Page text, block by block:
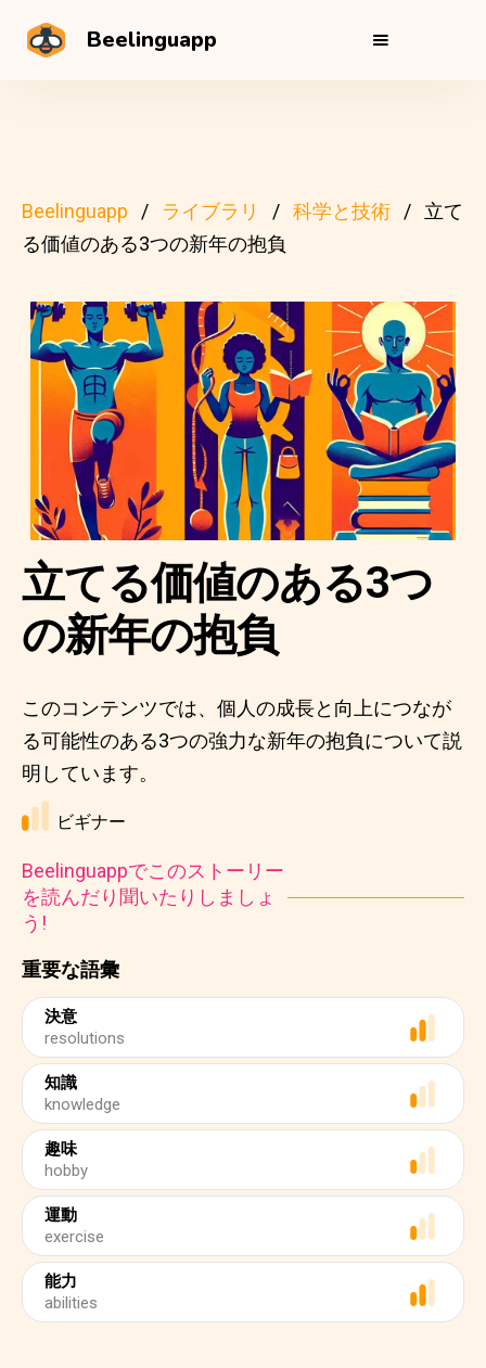
Beelinguapp
Beelinguapp ライブラリ 科学と技術
立て
る価値のある3つの新年の抱負
重要な語彙
決意
resolutions
知識
knowledge
趣味
hobby
運動
exercise
能力
abilities
立てる価値のある3つ
の新年の抱負
このコンテンツでは、個人の成長と向上につなが
る可能性のある3つの強力な新年の抱負について説
明しています。
ビギナー
Beelinguappでこのストーリー
を読んだり聞いたりしましょ
う!